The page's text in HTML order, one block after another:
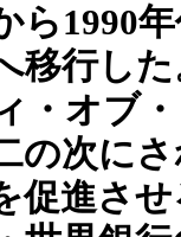
ら1990
移行し
・オブ
の次に
促進さ